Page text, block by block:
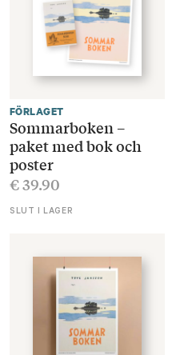
FÖRLAGET
Sommarboken –
paket med bok och
poster
€39.90
SLUT I LAGER